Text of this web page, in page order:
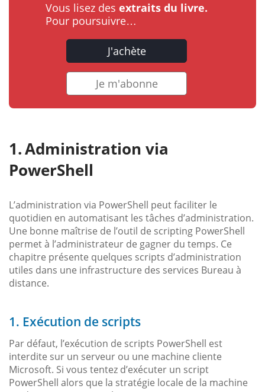
Vous lisez des extraits du livre.
Pour poursuivre…
J'achète
Je m'abonne
Administration via
PowerShell
L’administration via PowerShell peut faciliter le
quotidien en automatisant les tâches d’administration.
Une bonne maîtrise de l’outil de scripting PowerShell
permet à l’administrateur de gagner du temps. Ce
chapitre présente quelques scripts d’administration
utiles dans une infrastructure des services Bureau à
distance.
1. Exécution de scripts
Par défaut, l’exécution de scripts PowerShell est
interdite sur un serveur ou une machine cliente
Microsoft. Si vous tentez d’exécuter un script
PowerShell alors que la stratégie locale de la machine